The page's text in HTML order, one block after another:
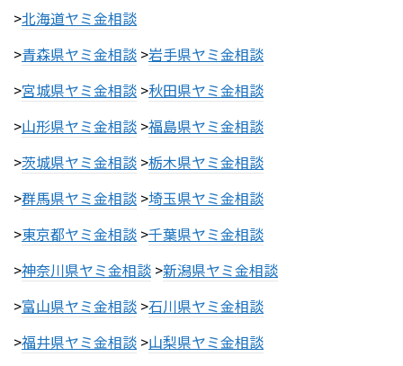
>北海道ヤミ金相談
>青森県ヤミ金相談 >岩手県ヤミ金相談
>宮城県ヤミ金相談 >秋田県ヤミ金相談
>山形県ヤミ金相談 >福島県ヤミ金相談
>茨城県ヤミ金相談 >栃木県ヤミ金相談
>群馬県ヤミ金相談 >埼玉県ヤミ金相談
>東京都ヤミ金相談 >千葉県ヤミ金相談
>神奈川県ヤミ金相談 >新潟県ヤミ金相談
>富山県ヤミ金相談 >石川県ヤミ金相談
>福井県ヤミ金相談 >山梨県ヤミ金相談